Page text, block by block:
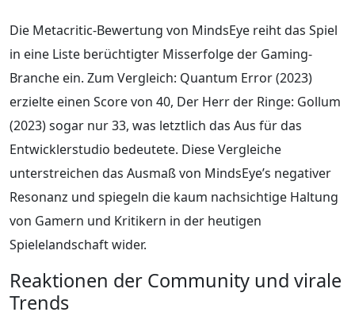
Die Metacritic-Bewertung von MindsEye reiht das Spiel
in eine Liste berüchtigter Misserfolge der Gaming-
Branche ein. Zum Vergleich: Quantum Error (2023)
erzielte einen Score von 40, Der Herr der Ringe: Gollum
(2023) sogar nur 33, was letztlich das Aus für das
Entwicklerstudio bedeutete. Diese Vergleiche
unterstreichen das Ausmaß von MindsEye’s negativer
Resonanz und spiegeln die kaum nachsichtige Haltung
von Gamern und Kritikern in der heutigen
Spielelandschaft wider.
Reaktionen der Community und virale
Trends